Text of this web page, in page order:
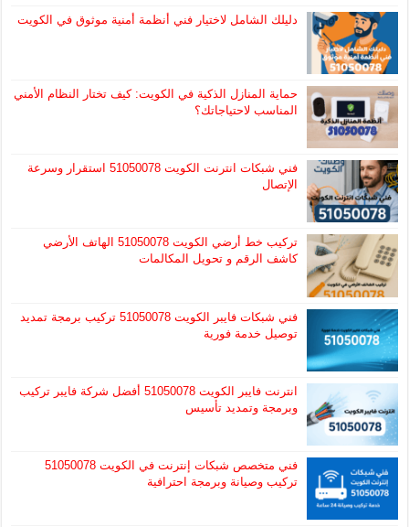
دليلك الشامل لاختيار فني أنظمة أمنية موثوق في الكويت
حماية المنازل الذكية في الكويت: كيف تختار النظام الأمني
المناسب لاحتياجاتك؟
فني شبكات انترنت الكويت 51050078 استقرار وسرعة
الإتصال
تركيب خط أرضي الكويت 51050078 الهاتف الأرضي
كاشف الرقم و تحويل المكالمات
فني شبكات فايبر الكويت 51050078 تركيب برمجة تمديد
توصيل خدمة فورية
انترنت فايبر الكويت 51050078 أفضل شركة فايبر تركيب
وبرمجة وتمديد تأسيس
فني متخصص شبكات إنترنت في الكويت 51050078
تركيب وصيانة وبرمجة احترافية